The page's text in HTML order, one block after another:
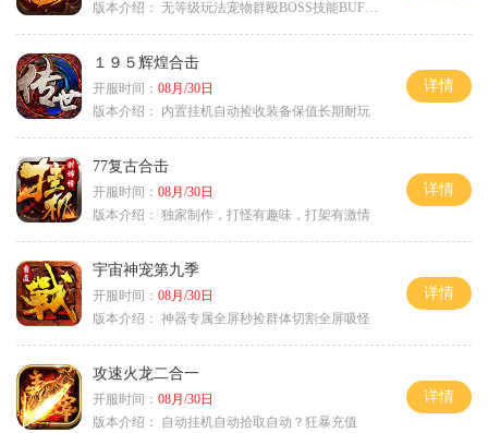
版本介绍： 无等级玩法宠物群殴BOSS技能BUFF铭文B
１９５辉煌合击
开服时间： 08月/30日
版本介绍：
内置挂机自动捡收装备保值长期耐玩
详情
77复古合击
开服时间： 08月/30日
版本介绍： 独家制作，打怪有趣味，打架有激情
详情
宇宙神宠第九季
开服时间： 08月/30日
版本介绍： 神器专属全屏秒捡群体切割全屏吸怪
详情
攻速火龙二合一
开服时间： 08月/30日
版本介绍：
自动挂机自动拾取自动？狂暴充值
详情